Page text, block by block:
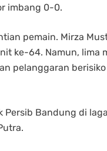
imbang 0-0.
pemain. Mirza
ke-64. Namun, lima
pelanggaran
Bandung di